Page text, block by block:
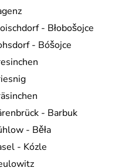
- Błobošojce
- Bóšojce
- Barbuk
- Běła
- Kózle